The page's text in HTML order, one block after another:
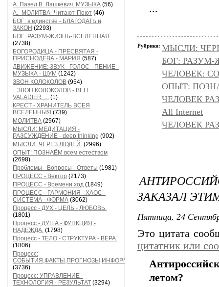
А. Павел В. Лашкевич. МУЗЫКА (56)
А._МОЛИТВА_Читают-Поют (46)
БОГ: в единстве - БЛАГОДАТЬ и
ЗАКОН (2293)
БОГ: РАЗУМ-ЖИЗНЬ-ВСЕЛЕННАЯ
(2738)
БОГОРОДИЦА - ПРЕСВЯТАЯ -
ПРИСНОДЕВА - МАРИЯ (587)
ДВИЖЕНИЕ: ЗВУК - ГОЛОС - ПЕНИЕ -
МУЗЫКА - ШУМ (1242)
ЗВОН КОЛОКОЛОВ (954)
ЗВОН КОЛОКОЛОВ - BELL
VALADIER .... (1)
КРЕСТ - ХРАНИТЕЛЬ ВСЕЯ
ВСЕЛЕННЫЯ (739)
МОЛИТВА (2967)
МЫСЛИ: МЕДИТАЦИЯ -
РАЗСУЖДЕНИЕ - deep thinking (902)
МЫСЛИ: ЧЕРЕЗ ЛЮДЕЙ. (2996)
ОПЫТ: ПОЗНАЁМ всем естеством
(2698)
Проблемы - Вопросы - Ответы (1981)
ПРОЦЕСС - Вектор (2173)
ПРОЦЕСС - Времени ход (1849)
ПРОЦЕСС - ГАРМОНИЯ - ХАОС -
СИСТЕМА - ФОРМА (3062)
Процесс - ДУХ - ЦЕЛЬ - ЛЮБОВЬ.
(1801)
Процесс - ДУША - ФУНКЦИЯ -
НАДЕЖДА. (1798)
Процесс - ТЕЛО - СТРУКТУРА - ВЕРА.
(1806)
Процесс:
СОБЫТИЯ,ФАКТЫ,ПРОГНОЗЫ,ИНФОРМАЦИЯ
(3736)
Процесс: УПРАВЛЕНИЕ -
ТЕХНОЛОГИЯ - РЕЗУЛЬТАТ (3294)
...
Рубрики: МЫСЛИ:
БОГ:
ЧЕЛОВЕК:
ОПЫТ:
ЧЕЛОВЕК
All Internet
ЧЕЛОВЕК
ЗАКАЗАЛ
Пятница, 24
Это цитата
цитатник или
летом?